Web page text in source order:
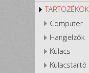
TARTOZÉKOK
Computer
Hangjelzők
Kulacs
Kulacstartó